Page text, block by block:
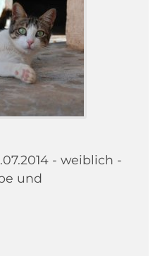
- weiblich -
und